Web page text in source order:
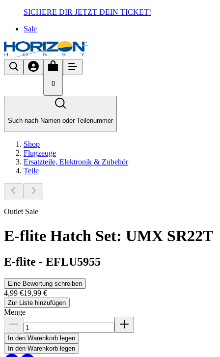
SICHERE DIR JETZT DEIN TICKET!
Sale
0
Such nach Namen oder Teilenummer
Shop
Flugzeuge
Ersatzteile, Elektronik & Zubehör
Teile
Outlet Sale
E-flite Hatch Set: UMX SR22T
E-flite - EFLU5955
Eine Bewertung schreiben
4,99 €19,99 €
Zur Liste hinzufügen
Menge
In den Warenkorb legen
In den Warenkorb legen